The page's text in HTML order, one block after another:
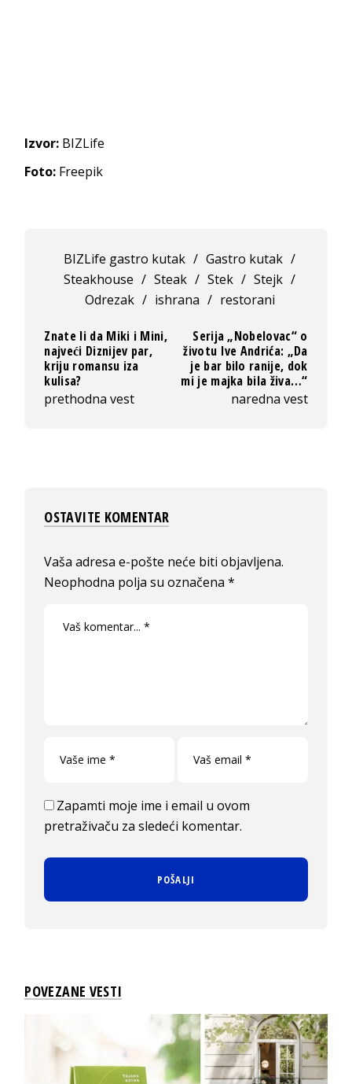
Izvor: BIZLife
Foto: Freepik
BIZLife gastro kutak / Gastro kutak /
Steakhouse / Steak / Stek / Stejk /
Odrezak / ishrana / restorani
Znate li da Miki i Mini,
najveći Diznijev par,
kriju romansu iza
kulisa?
prethodna vest
Serija „Nobelovac“ o
životu Ive Andrića: „Da
je bar bilo ranije, dok
mi je majka bila živa…“
naredna vest
OSTAVITE KOMENTAR
Vaša adresa e-pošte neće biti objavljena.
Neophodna polja su označena*
Zapamti moje ime i email u ovom
pretraživaču za sledeći komentar.
POVEZANE VESTI